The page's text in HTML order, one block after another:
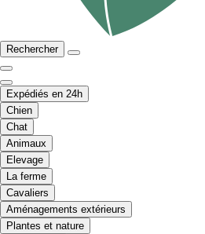
Rechercher
Expédiés en 24h
Chien
Chat
Animaux
Elevage
La ferme
Cavaliers
Aménagements extérieurs
Plantes et nature